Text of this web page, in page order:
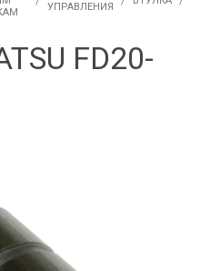
УПРАВЛЕНИЯ
FD20-